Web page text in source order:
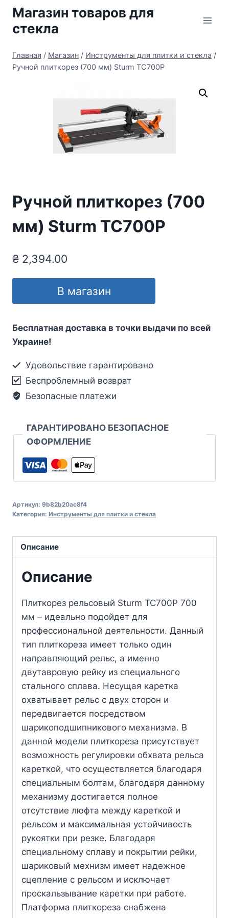
Перейти
содержимому
Магазин товаров для
стекла
Главная / Магазин / Инструменты для плитки и стекла /
Ручной плиткорез (700 мм) Sturm TC700P
Ручной плиткорез (700
мм) Sturm TC700P
₴ 2,394.00
В магазин
Бесплатная доставка в точки выдачи по всей
Украине!
Удовольствие гарантировано
Беспроблемный возврат
Безопасные платежи
ГАРАНТИРОВАНО БЕЗОПАСНОЕ
ОФОРМЛЕНИЕ
Артикул: 9b82b20ac8f4
Категория: Инструменты для плитки и стекла
Описание
Описание
Плиткорез рельсовый Sturm TC700P 700
мм – идеально подойдет для
профессиональной деятельности. Данный
тип плиткореза имеет только один
направляющий рельс, а именно
двутавровую рейку из специального
стального сплава. Несущая каретка
охватывает рельс с двух сторон и
передвигается посредством
шарикоподшипникового механизма. В
данной модели плиткореза присутствует
возможность регулировки обхвата рельса
кареткой, что осуществляется благодаря
специальным болтам, благодаря данному
механизму достигается полное
отсутствие люфта между кареткой и
рельсом и максимальная устойчивость
рукоятки при резке. Благодаря
специальному сплаву и покрытии рейки,
шариковый мехнизм имеет надежное
сцепление с рельсом и исключает
проскальзывание каретки при работе.
Платформа плиткореза снабжена